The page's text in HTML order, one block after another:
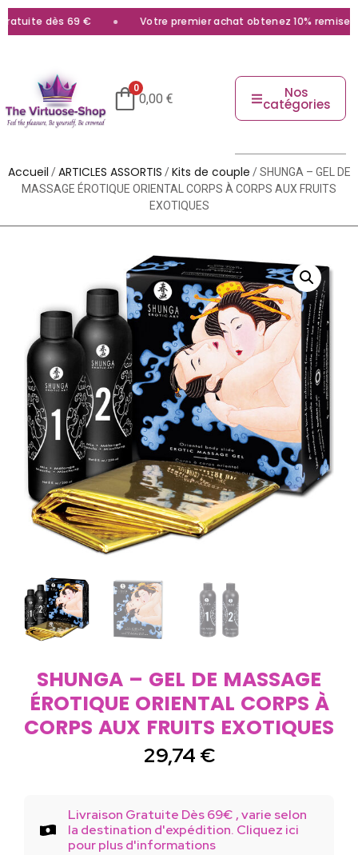
dès 69 € Votre premier achat obtenez 10% remise
0
0,00 € Nos
catégories
Accueil /ARTICLES ASSORTIS /Kits de couple / SHUNGA – GEL DE
MASSAGE ÉROTIQUE ORIENTAL CORPS À CORPS AUX FRUITS
EXOTIQUES
SHUNGA – GEL DE MASSAGE
ÉROTIQUE ORIENTAL CORPS À
CORPS AUX FRUITS EXOTIQUES
29,74 €
Livraison Gratuite Dès 69€ , varie selon
la destination d'expédition. Cliquez ici
pour plus d'informations